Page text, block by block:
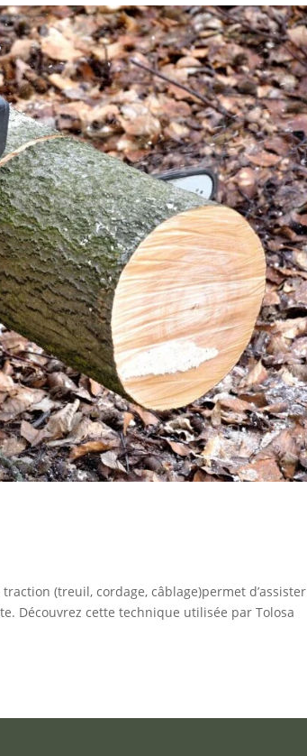
(treuil, cordage, câblage)permet d’assister
Découvrez cette technique utilisée par Tolosa